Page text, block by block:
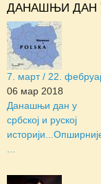
ДАНАШЊИ ДАН
7. март / 22.
06 мар 2018
Данашњи дан у
србској и руској
историји...